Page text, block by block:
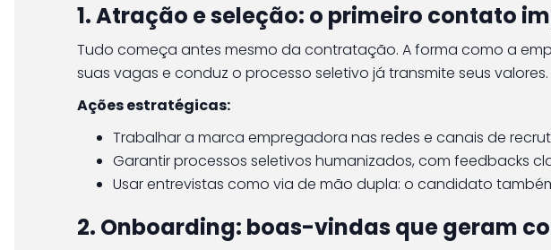
1. Atração e seleção: o primeiro contato
Tudo começa antes mesmo da contratação. A forma como a
suas vagas e conduz o processo seletivo já transmite seus valores.
Ações estratégicas:
Trabalhar a marca empregadora nas redes e canais de
Garantir processos seletivos humanizados, com feedbacks
Usar entrevistas como via de mão dupla: o candidato
2. Onboarding: boas-vindas que geram